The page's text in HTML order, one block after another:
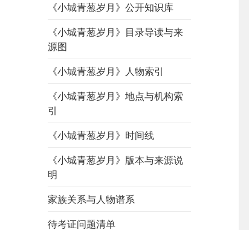
《小城青葱岁月》公开知识库
《小城青葱岁月》目录导读与来
源图
《小城青葱岁月》人物索引
《小城青葱岁月》地点与机构索
引
《小城青葱岁月》时间线
《小城青葱岁月》版本与来源说
明
家族关系与人物谱系
待考证问题清单